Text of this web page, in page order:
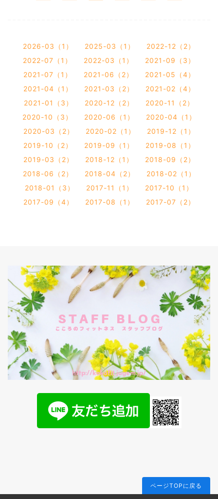
2026-03（1） 2025-03（1）
2022-12（2）
2022-07（1）
2022-03（1）
2021-09（3）
2021-07（1）
2021-06（2）
2021-05（4）
2021-04（1）
2021-03（2）
2021-02（4）
2021-01（3）
2020-12（2）
2020-11（2）
2020-10（3）
2020-06（1）
2020-04（1）
2020-03（2）
2020-02（1）
2019-12（1）
2019-10（2）
2019-09（1）
2019-08（1）
2019-03（2）
2018-12（1）
2018-09（2）
2018-06（2）
2018-04（2）
2018-02（1）
2018-01（3）
2017-11（1）
2017-10（1）
2017-09（4）
2017-08（1） 2017-07（2）
ページTOPに戻る